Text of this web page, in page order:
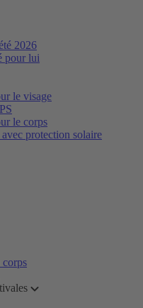
2026
pour lui
le visage
le corps
protection solaire